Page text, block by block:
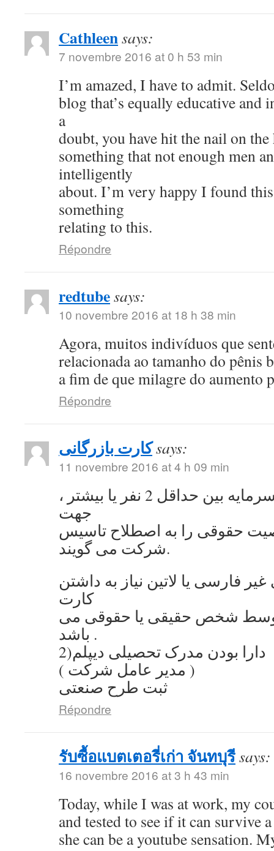
Cathleensays:
7 novembre 2016 at 0 h 53 min
I’m amazed, I have to admit.
blog that’s equally educative and
a
doubt, you have hit the nail on the
something that not enough men
intelligently
about. I’m very happy I found
something
relating to this.
Répondre
redtubesays:
10 novembre 2016 at 18 h 38 min
Agora, muitos indivíduos que
relacionada ao tamanho do pênis
a fim de que milagre do aumento
Répondre
کارت بازرگانیsays:
11 novembre 2016 at 4 h 09 min
به اشتراک گذاشتن سرمایه بین حداقل 2 نفر یا بیشتر ،
جهت
حقوقی را به اصطلاح تاسیس
شرکت می گویند.
فارسی یا لاتین نیاز به داشتن
کارت
توسط شخص حقیقی یا حقوقی می
باشد .
2)دارا بودن مدرک تحصیلی دیپلم
( مدیر عامل شرکت )
ثبت طرح صنعتی
Répondre
รับซื้อแบตเตอรี่เก่า จันทบุรีsays:
16 novembre 2016 at 3 h 43 min
Today, while I was at work, my
and tested to see if it can survive
she can be a youtube sensation.